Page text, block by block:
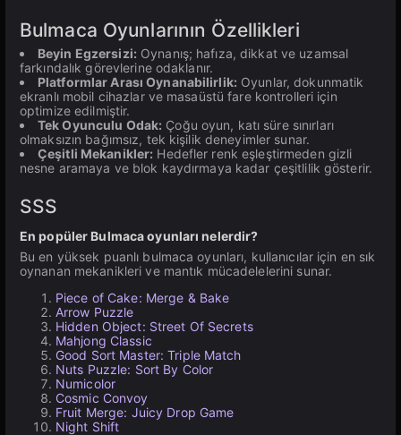
Bulmaca Oyunlarının Özellikleri
Beyin Egzersizi: Oynanış; hafıza, dikkat ve uzamsal
farkındalık görevlerine odaklanır.
Platformlar Arası Oynanabilirlik: Oyunlar, dokunmatik
ekranlı mobil cihazlar ve masaüstü fare kontrolleri için
optimize edilmiştir.
Tek Oyunculu Odak: Çoğu oyun, katı süre sınırları
olmaksızın bağımsız, tek kişilik deneyimler sunar.
Çeşitli Mekanikler: Hedefler renk eşleştirmeden gizli
nesne aramaya ve blok kaydırmaya kadar çeşitlilik gösterir.
SSS
En popüler Bulmaca oyunları nelerdir?
Bu en yüksek puanlı bulmaca oyunları, kullanıcılar için en sık
oynanan mekanikleri ve mantık mücadelelerini sunar.
Piece of Cake: Merge & Bake
Arrow Puzzle
Hidden Object: Street Of Secrets
Mahjong Classic
Good Sort Master: Triple Match
Nuts Puzzle: Sort By Color
Numicolor
Cosmic Convoy
Fruit Merge: Juicy Drop Game
Night Shift